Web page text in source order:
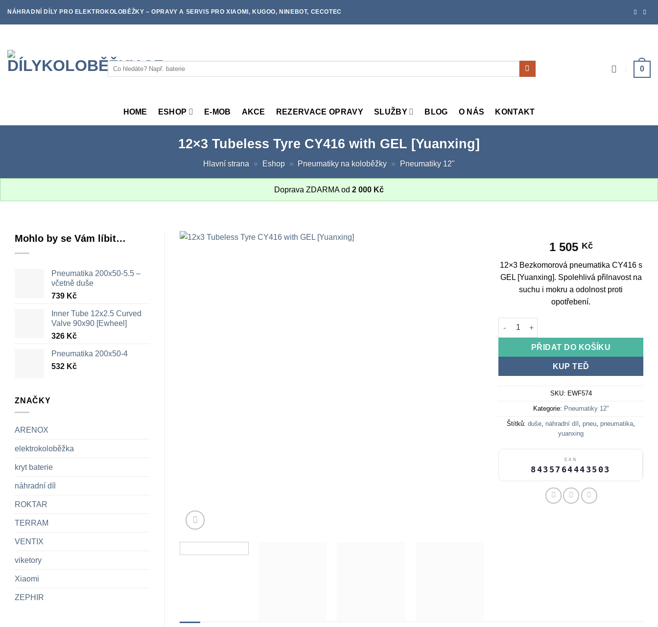
NÁHRADNÍ DÍLY PRO ELEKTROKOLOBĚŽKY – OPRAVY A SERVIS PRO XIAOMI, KUGOO, NINEBOT, CECOTEC
Hledat: 0
HOME ESHOP E-MOB AKCE REZERVACE OPRAVY SLUŽBY BLOG O NÁS KONTAKT
12×3 Tubeless Tyre CY416 with GEL [Yuanxing]
Hlavní strana » Eshop » Pneumatiky na koloběžky » Pneumatiky 12"
Doprava ZDARMA od 2 000 Kč
Mohlo by se Vám líbit…
Pneumatika 200x50-5.5 –
včetně duše
739 Kč
Inner Tube 12x2.5 Curved
Valve 90x90 [Ewheel]
326 Kč
Pneumatika 200x50-4
532 Kč
ZNAČKY
ARENOX
elektrokoloběžka
kryt baterie
náhradní díl
ROKTAR
TERRAM
VENTIX
viketory
Xiaomi
ZEPHIR
1 505 Kč
12×3 Bezkomorová pneumatika CY416 s
GEL [Yuanxing]. Spolehlivá přilnavost na
suchu i mokru a odolnost proti
opotřebení.
12x3 Tubeless Tyre CY416 with GEL
PŘIDAT DO KOŠÍKU
KUP TEĎ
SKU: EWF574
Kategorie: Pneumatiky 12"
Štítků:duše, náhradní díl ,pneu,pneumatika,
yuanxing
EAN
8435764443503